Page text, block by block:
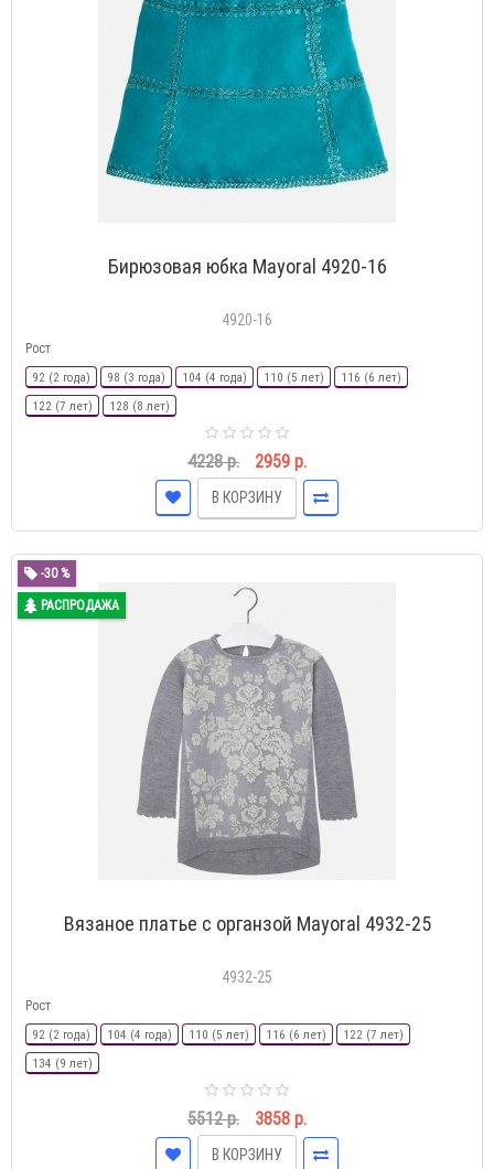
Бирюзовая юбка Mayoral 4920-16
4920-16
Рост
92 (2 года) 98 (3 года) 104 (4 года) 110 (5 лет)
116 (6 лет)
122 (7 лет)
128 (8 лет)
4228 р. 2959 р.
В КОРЗИНУ
-30 %
РАСПРОДАЖА
Вязаное платье с органзой Mayoral 4932-25
4932-25
Рост
92 (2 года) 104 (4 года) 110 (5 лет) 116 (6 лет)
122 (7 лет)
134 (9 лет)
5512 р. 3858 р.
В КОРЗИНУ